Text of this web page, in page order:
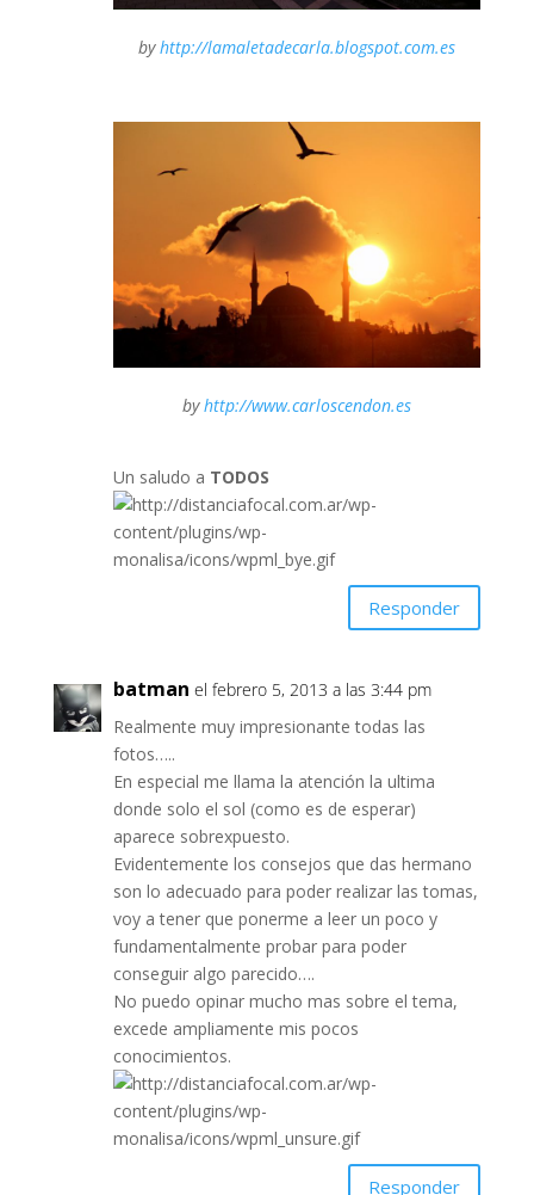
byhttp://lamaletadecarla.blogspot.com.es
byhttp://www.carloscendon.es
Un saludo a TODOS
Responder
batman el febrero 5, 2013 a las 3:44 pm
Realmente muy impresionante todas las
fotos…..
En especial me llama la atención la ultima
donde solo el sol (como es de esperar)
aparece sobrexpuesto.
Evidentemente los consejos que das hermano
son lo adecuado para poder realizar las tomas,
voy a tener que ponerme a leer un poco y
fundamentalmente probar para poder
conseguir algo parecido….
No puedo opinar mucho mas sobre el tema,
excede ampliamente mis pocos
conocimientos.
Responder